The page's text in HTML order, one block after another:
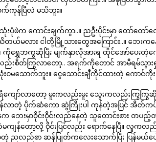
ကုန်ပြီလဲ မသိဘူး။
ပုံဖဲက ကောင်းချက်ကွာ..။ ညဦးပိုင်းမှာ တော်တော်လ
ယ်မလား ငါတို့မြို့သားတွေအကြောင်း..။ ဘေးက
ကိုရွှေဘကွဆိုပြီး မျက်နှာလိုအားရ ထိုင်အော်ပေးတဲ့ကေ
စိတ်ကြွလာတော့.. အရက်ကိုတောင် အာမီရမ်သွားရှာ
ဝမသောက်ဘူး။ ငွေသောင်းချီကိုင်ထားတဲ့ ကောင်ကိုး
ကျော်လာတော့ မူးကလည်းမူး သွေးကလည်းကြွကြွဆို
လာတဲ့ ပိုက်ဆံကော ဆွဲကြိုးပါ ကုန်တဲ့အပြင် အိတ်က
က ဘေးမှာဝိုင်းဝိုင်းလည်နေတဲ့ သူတောင်းစား တ
ကျန်တော့လို့ ဝိုင်းပြင်လည်း ရောက်နေပြီ။ လူကလ
လည်စာ ဆန်ပြုတ်ကလေးသောက်ပြီး ပြန်မယ်ပေ